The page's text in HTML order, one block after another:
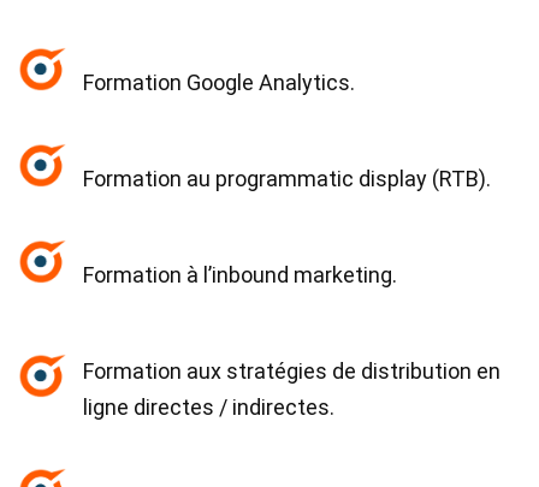
Formation Google Analytics.
Formation au programmatic display (RTB).
Formation à l’inbound marketing.
Formation aux stratégies de distribution en
ligne directes / indirectes.